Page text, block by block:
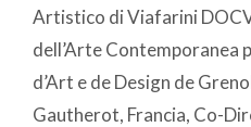
Artistico di Viafarini
dell’Arte Contemporanea
d’Art e de Design de
Gautherot, Francia, Co-